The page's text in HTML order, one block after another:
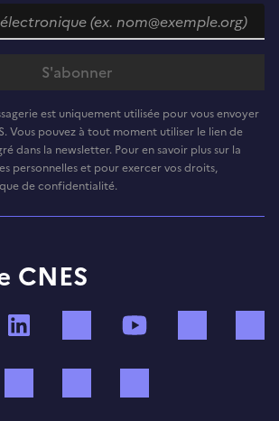
est uniquement utilisée pour vous envoyer
Vous pouvez à tout moment utiliser le lien de
dans la newsletter. Pour en savoir plus sur la
personnelles et pour exercer vos droits,
de confidentialité.
CNES
TikTok